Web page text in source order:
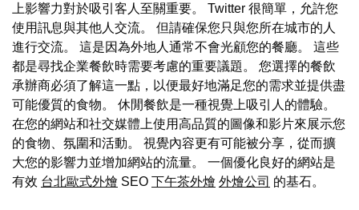
上影響力對於吸引客人至關重要。 Twitter 很簡單，允許您
使用訊息與其他人交流。 但請確保您只與您所在城市的人
進行交流。 這是因為外地人通常不會光顧您的餐廳。 這些
都是尋找企業餐飲時需要考慮的重要議題。 您選擇的餐飲
承辦商必須了解這一點，以便最好地滿足您的需求並提供盡
可能優質的食物。 休閒餐飲是一種視覺上吸引人的體驗。
在您的網站和社交媒體上使用高品質的圖像和影片來展示您
的食物、氛圍和活動。 視覺內容更有可能被分享，從而擴
大您的影響力並增加網站的流量。 一個優化良好的網站是
有效 台北歐式外燴 SEO 下午茶外燴 外燴公司 的基石。